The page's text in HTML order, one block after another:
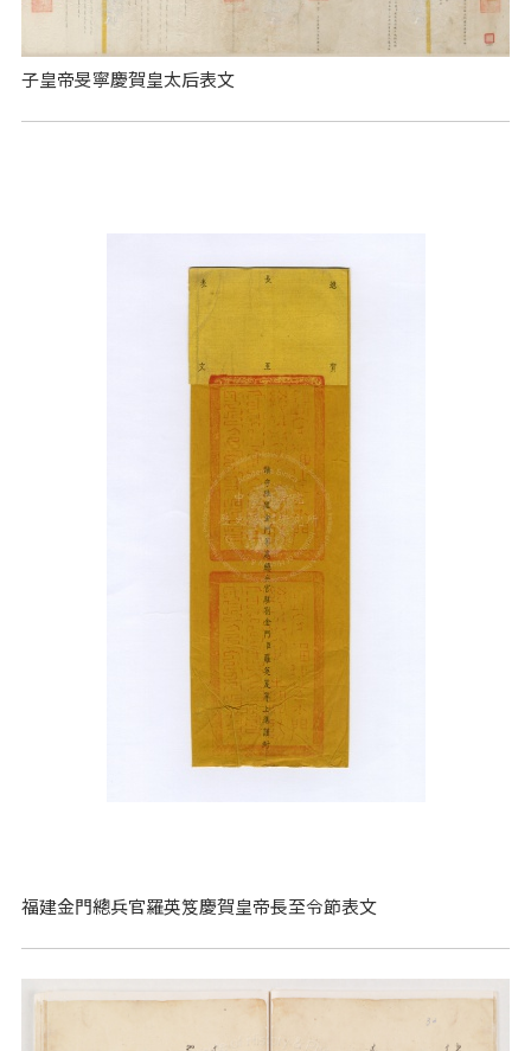
子皇帝旻寧慶賀皇太后表文
福建金門總兵官羅英笈慶賀皇帝長至令節表文